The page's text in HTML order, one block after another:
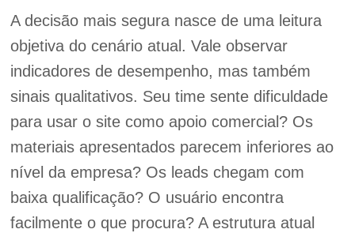
A decisão mais segura nasce de uma leitura
objetiva do cenário atual. Vale observar
indicadores de desempenho, mas também
sinais qualitativos. Seu time sente dificuldade
para usar o site como apoio comercial? Os
materiais apresentados parecem inferiores ao
nível da empresa? Os leads chegam com
baixa qualificação? O usuário encontra
facilmente o que procura? A estrutura atual